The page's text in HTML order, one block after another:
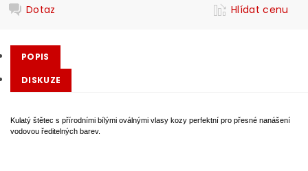
Dotaz
Hlídat cenu
POPIS
DISKUZE
Kulatý štětec s přírodními bílými oválnými vlasy kozy perfektní pro přesné nanášení
vodovou ředitelných barev.